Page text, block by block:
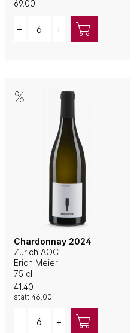
69.00
– +
Chardonnay 2024
Zürich AOC
Erich Meier
75 cl
41.40
statt 46.00
– +